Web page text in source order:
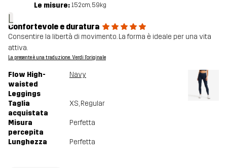
L
Le misure: 152cm, 59kg
Confortevole e duratura
Consentire la libertà di movimento. La forma è ideale per una vita
attiva.
La presente è una traduzione. Verdi l'originale
Flow High-
waisted
Leggings
Navy
Taglia
acquistata
XS, Regular
Misura
percepita
Perfetta
Lunghezza Perfetta